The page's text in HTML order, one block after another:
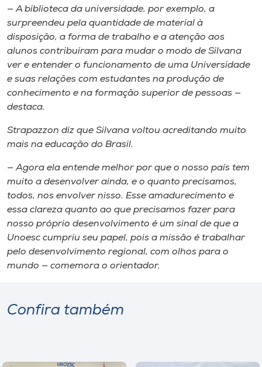
— A biblioteca da universidade, por exemplo, a
surpreendeu pela quantidade de material à
disposição, a forma de trabalho e a atenção aos
alunos contribuíram para mudar o modo de Silvana
ver e entender o funcionamento de uma Universidade
e suas relações com estudantes na produção de
conhecimento e na formação superior de pessoas —
destaca.
Strapazzon diz que Silvana voltou acreditando muito
mais na educação do Brasil.
— Agora ela entende melhor por que o nosso país tem
muito a desenvolver ainda, e o quanto precisamos,
todos, nos envolver nisso. Esse amadurecimento e
essa clareza quanto ao que precisamos fazer para
nosso próprio desenvolvimento é um sinal de que a
Unoesc cumpriu seu papel, pois a missão é trabalhar
pelo desenvolvimento regional, com olhos para o
mundo — comemora o orientador.
Confira também